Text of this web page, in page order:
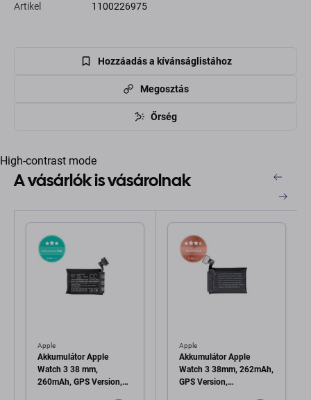
Artikel 1100226975
Hozzáadás a kívánságlistához
Megosztás
Őrség
High-contrast mode
A vásárlók is vásárolnak
Apple
Akkumulátor Apple
Watch 3 38 mm,
260mAh, GPS Version,
Apple
Akkumulátor Apple
Watch 3 38mm, 262mAh,
GPS Version,